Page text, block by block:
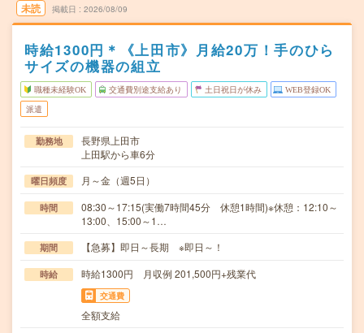
未読 掲載日 2026/08/09
時給1300円＊《上田市》月給20万！手のひら
サイズの機器の組立
職種未経験OK 交通費別途支給あり 土日祝日が休み WEB登録OK
派遣
勤務地
長野県上田市
上田駅から車6分
曜日頻度 月～金（週5日）
時間
08:30～17:15(実働7時間45分 休憩1時間)※休憩：12:10～
13:00、15:00～1…
期間 【急募】即日～長期 ※即日～！
時給 時給1300円 月収例 201,500円+残業代
交通費
全額支給